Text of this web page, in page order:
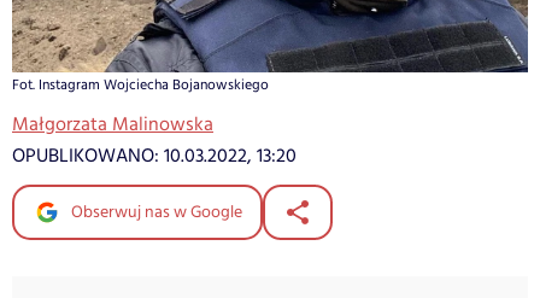
Fot. Instagram Wojciecha Bojanowskiego
Małgorzata Malinowska
OPUBLIKOWANO: 10.03.2022, 13:20
Obserwuj nas w Google